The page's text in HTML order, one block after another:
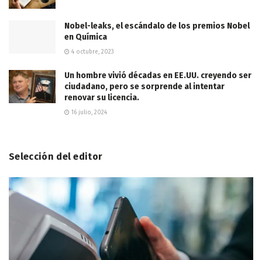
Nobel-leaks, el escándalo de los premios Nobel
en Química
4 octubre, 2023
Un hombre vivió décadas en EE.UU. creyendo ser
ciudadano, pero se sorprende al intentar
renovar su licencia.
16 julio, 2024
Selección del editor